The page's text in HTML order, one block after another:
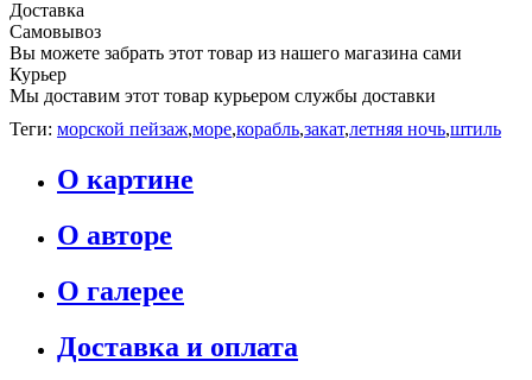
Доставка
Самовывоз
Вы можете забрать этот товар из нашего магазина сами
Курьер
Мы доставим этот товар курьером службы доставки
Теги: морской пейзаж,море,корабль,закат,летняя ночь,штиль
О картине
О авторе
О галерее
Доставка и оплата